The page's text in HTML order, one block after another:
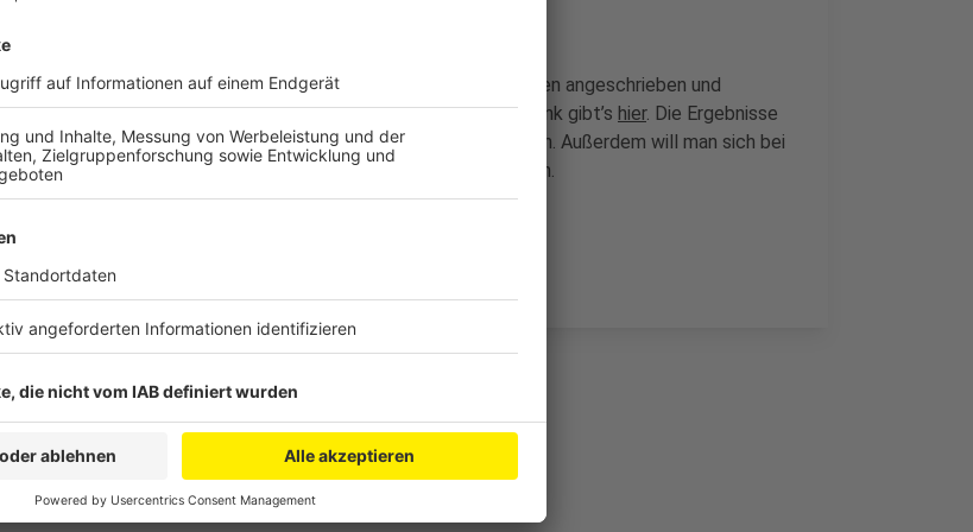
Fast 3.000 Jugendliche im Alter zwischen 14 und 18 Jahren wurden angeschrieben und
gebeten, sich anonym an der online-Umfrage zu beteiligen. Den Link gibt’s hier. Die Ergebnisse
sollen in Zukunft bei der städtische Entwicklung beachtet werden. Außerdem will man sich bei
den Angeboten für Jugendliche mehr nach ihren Wünschen richten.